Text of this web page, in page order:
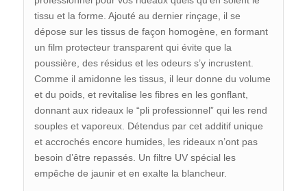
tissu et la forme. Ajouté au dernier rinçage, il se
dépose sur les tissus de façon homogène, en formant
un film protecteur transparent qui évite que la
poussière, des résidus et les odeurs s’y incrustent.
Comme il amidonne les tissus, il leur donne du volume
et du poids, et revitalise les fibres en les gonflant,
donnant aux rideaux le “pli professionnel” qui les rend
souples et vaporeux. Détendus par cet additif unique
et accrochés encore humides, les rideaux n’ont pas
besoin d’être repassés. Un filtre UV spécial les
empêche de jaunir et en exalte la blancheur.